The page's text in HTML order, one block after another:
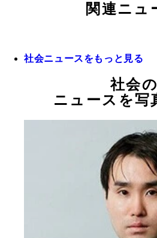
関連ニュ
社会ニュースをもっと見る
社会の
ニュースを写